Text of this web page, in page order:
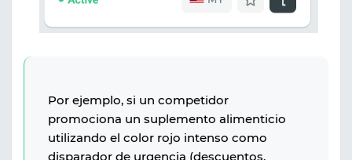
Por ejemplo, si un competidor
promociona un suplemento alimenticio
utilizando el color rojo intenso como
disparador de urgencia (descuentos,